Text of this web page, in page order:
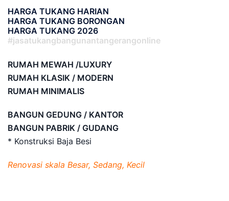
HARGA TUKANG HARIAN
HARGA TUKANG BORONGAN
HARGA TUKANG 2026
#jasatukangbangunantangerangonline
RUMAH MEWAH /LUXURY
RUMAH KLASIK / MODERN
RUMAH MINIMALIS
BANGUN GEDUNG / KANTOR
BANGUN PABRIK / GUDANG
* Konstruksi Baja Besi
Renovasi skala Besar, Sedang, Kecil